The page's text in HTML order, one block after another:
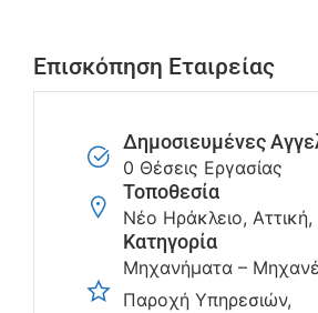
Επισκόπηση Εταιρείας
Δημοσιευμένες
0 Θέσεις Εργασίας
Τοποθεσία
Νέο Ηράκλειο,
Κατηγορία
Μηχανήματα –
Παροχή Υπηρεσιών